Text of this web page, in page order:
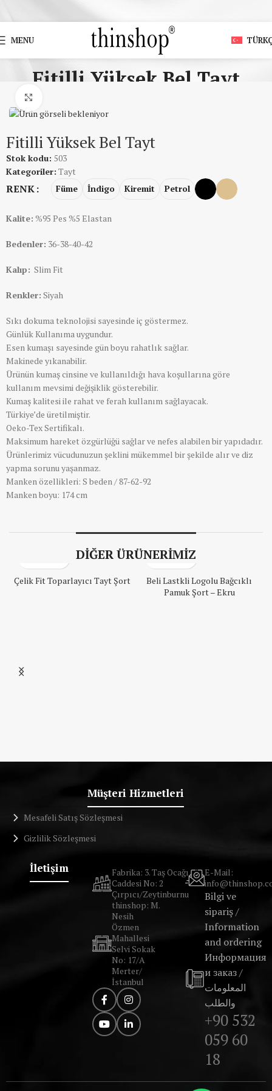
MENU
Fitilli Yüksek Bel Tayt
Fitilli Yüksek Bel Tayt
Stok kodu: 503
Kategoriler: Tayt
RENK Füme İndigo Kiremit Petrol
Kalite: %95 Pes %5 Elastan
Bedenler: 36-38-40-42
Kalıp: Slim Fit
Renkler: Siyah
Sıkı dokuma teknolojisi sayesinde iç göstermez.
Günlük Kullanıma uygundur.
Esen kumaşı sayesinde gün boyu rahatlık sağlar.
Makinede yıkanabilir.
Ürünün kumaş cinsine ve kullanıldığı hava koşullarına göre
kullanım mevsimi değişiklik gösterebilir.
Kumaş kalitesi ile rahat ve ferah kullanım sağlayacak.
Türkiye’de üretilmiştir.
Oeko-Tex Sertifikalı.
Maksimum hareket özgürlüğü sağlar ve nefes alabilen bir yapıdadır.
Ürünlerimiz vücudunuzun şeklini mükemmel bir şekilde alır ve diz
yapma sorunu yaşanmaz.
Manken özellikleri: S beden / 87-62-92
Manken boyu: 174 cm
DİĞER ÜRÜNERİMİZ
Çelik Fit Toparlayıcı Tayt Şort
Beli Lastkli Logolu Bağcıklı
Pamuk Şort – Ekru
Müşteri Hizmetleri
Mesafeli Satış Sözleşmesi
Gizlilik Sözleşmesi
İletişim
Fabrika: 3. Taş Ocağı
Caddesi No: 2
Çırpıcı/Zeytinburnu
thinshop: M.
Nesih
Özmen
Mahallesi
Selvi Sokak
No: 17/A
Merter/
İstanbul
E-Mail:
Bilgi ve
sipariş /
Information
and ordering
Информация
и заказ /
المعلومات
والطلب
+90 532
059 60
18